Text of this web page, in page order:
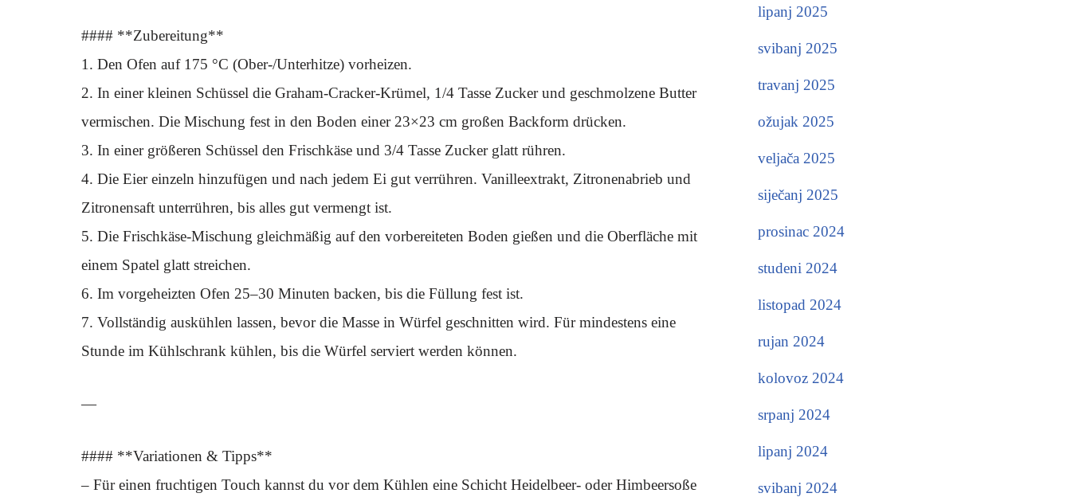
#### **Zubereitung**
1. Den Ofen auf 175 °C (Ober-/Unterhitze) vorheizen.
2. In einer kleinen Schüssel die Graham-Cracker-Krümel, 1/4 Tasse Zucker und geschmolzene Butter
vermischen. Die Mischung fest in den Boden einer 23×23 cm großen Backform drücken.
3. In einer größeren Schüssel den Frischkäse und 3/4 Tasse Zucker glatt rühren.
4. Die Eier einzeln hinzufügen und nach jedem Ei gut verrühren. Vanilleextrakt, Zitronenabrieb und
Zitronensaft unterrühren, bis alles gut vermengt ist.
5. Die Frischkäse-Mischung gleichmäßig auf den vorbereiteten Boden gießen und die Oberfläche mit
einem Spatel glatt streichen.
6. Im vorgeheizten Ofen 25–30 Minuten backen, bis die Füllung fest ist.
7. Vollständig auskühlen lassen, bevor die Masse in Würfel geschnitten wird. Für mindestens eine
Stunde im Kühlschrank kühlen, bis die Würfel serviert werden können.
—
#### **Variationen & Tipps**
– Für einen fruchtigen Touch kannst du vor dem Kühlen eine Schicht Heidelbeer- oder Himbeersoße
lipanj 2025
svibanj 2025
travanj 2025
ožujak 2025
veljača 2025
siječanj 2025
prosinac 2024
studeni 2024
listopad 2024
rujan 2024
kolovoz 2024
srpanj 2024
lipanj 2024
svibanj 2024